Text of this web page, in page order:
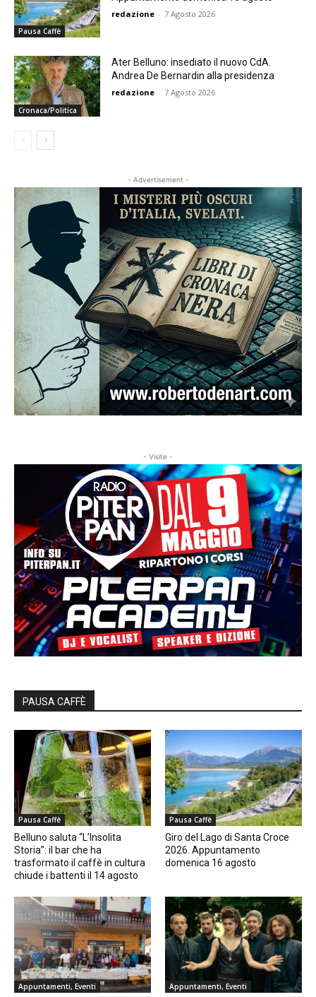
Pausa Caffè
redazione - 7 Agosto 2026
Cronaca/Politica
Ater Belluno: insediato il nuovo CdA.
Andrea De Bernardin alla presidenza
redazione - 7 Agosto 2026
- Advertisement -
- Visite -
PAUSA CAFFÈ
Pausa Caffè
Belluno saluta “L’Insolita
Storia”: il bar che ha
trasformato il caffè in cultura
chiude i battenti il 14 agosto
Pausa Caffè
Giro del Lago di Santa Croce
2026. Appuntamento
domenica 16 agosto
Appuntamenti, Eventi Appuntamenti, Eventi